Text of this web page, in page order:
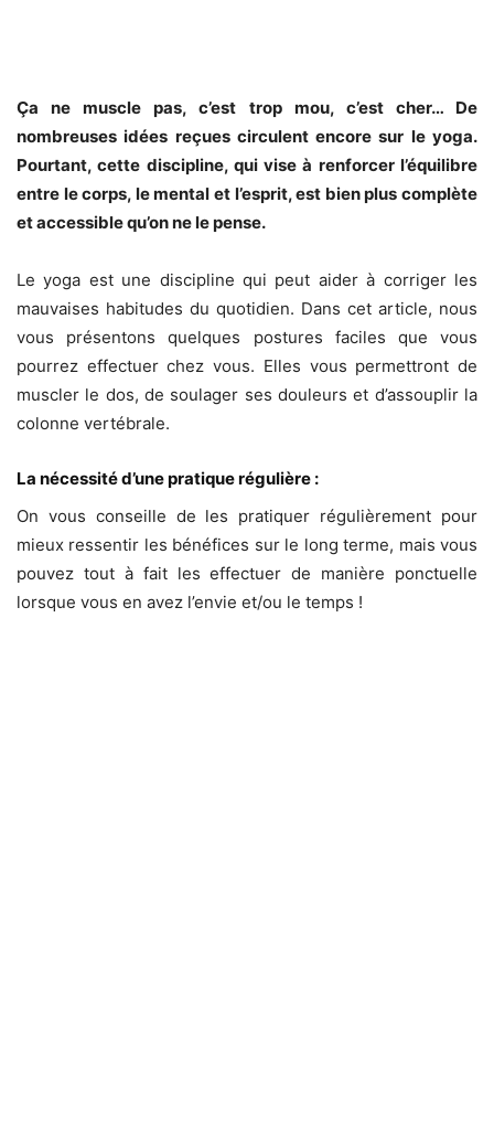
Ça ne muscle pas, c’est trop mou, c’est cher… De
nombreuses idées reçues circulent encore sur le yoga.
Pourtant, cette discipline, qui vise à renforcer l’équilibre
entre le corps, le mental et l’esprit, est bien plus complète
et accessible qu’on ne le pense.
Le yoga est une discipline qui peut aider à corriger les
mauvaises habitudes du quotidien. Dans cet article, nous
vous présentons quelques postures faciles que vous
pourrez effectuer chez vous. Elles vous permettront de
muscler le dos, de soulager ses douleurs et d’assouplir la
colonne vertébrale.
La nécessité d’une pratique régulière :
On vous conseille de les pratiquer régulièrement pour
mieux ressentir les bénéfices sur le long terme, mais vous
pouvez tout à fait les effectuer de manière ponctuelle
lorsque vous en avez l’envie et/ou le temps !